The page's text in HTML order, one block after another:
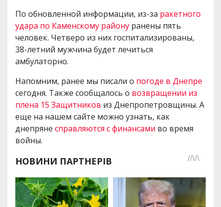
По обновленной информации, из-за ракетного
удара по Каменскому району ранены пять
человек. Четверо из них госпитализированы,
38-летний мужчина будет лечиться
амбулаторно.
Напомним, ранее мы писали о погоде в Днепре
сегодня. Также сообщалось о возвращении из
плена 15 Защитников из Днепропетровщины. А
еще на нашем сайте можно узнать, как
днепряне справляются с финансами во время
войны.